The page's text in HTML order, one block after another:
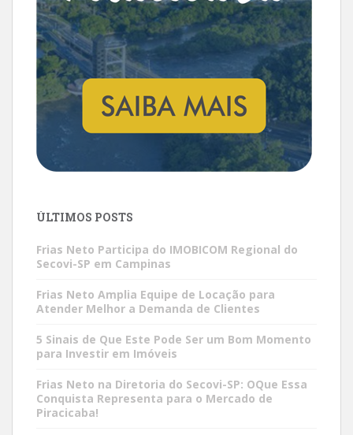
ÚLTIMOS POSTS
Frias Neto Participa do IMOBICOM Regional do
Secovi-SP em Campinas
Frias Neto Amplia Equipe de Locação para
Atender Melhor a Demanda de Clientes
5 Sinais de Que Este Pode Ser um Bom Momento
para Investir em Imóveis
Frias Neto na Diretoria do Secovi-SP: OQue Essa
Conquista Representa para o Mercado de
Piracicaba!